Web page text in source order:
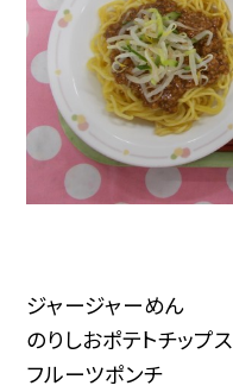
ジャージャーめん
のりしおポテトチップス
フルーツポンチ